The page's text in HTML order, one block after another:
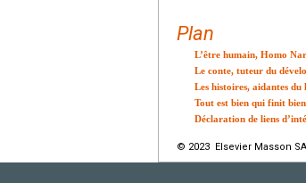
Plan
L’être humain, Homo
Le conte, tuteur du
Les histoires, aidantes
Tout est bien qui finit bien
Déclaration de liens
© 2023 Elsevier Masson